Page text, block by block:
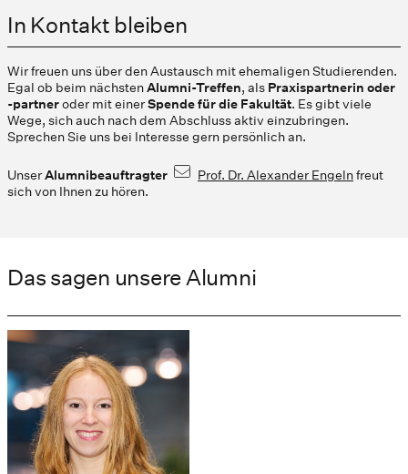
In Kontakt bleiben
Wir freuen uns über den Austausch mit ehemaligen Studierenden.
Egal ob beim nächstenAlumni-Treffen, als Praxispartnerin oder
-partneroder mit einerSpende für die Fakultät. Es gibt viele
Wege, sich auch nach dem Abschluss aktiv einzubringen.
Sprechen Sie uns bei Interesse gern persönlich an.
UnserAlumnibeauftragter Prof. Dr. Alexander Engelnfreut
sich von Ihnen zu hören.
Das sagen unsere Alumni